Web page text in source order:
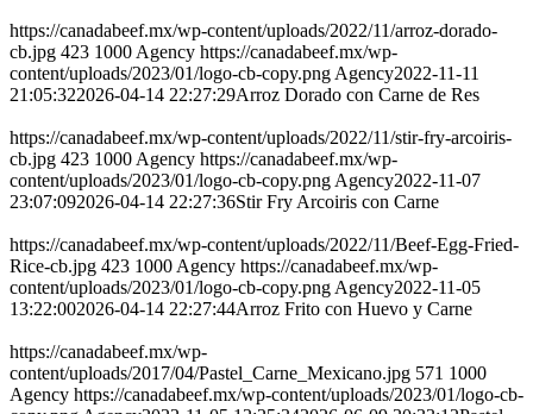
https://canadabeef.mx/wp-content/uploads/2022/11/arroz-dorado-
cb.jpg 423 1000 Agency https://canadabeef.mx/wp-
content/uploads/2023/01/logo-cb-copy.png Agency2022-11-11
21:05:322026-04-14 22:27:29Arroz Dorado con Carne de Res
https://canadabeef.mx/wp-content/uploads/2022/11/stir-fry-arcoiris-
cb.jpg 423 1000 Agency https://canadabeef.mx/wp-
content/uploads/2023/01/logo-cb-copy.png Agency2022-11-07
23:07:092026-04-14 22:27:36Stir Fry Arcoiris con Carne
https://canadabeef.mx/wp-content/uploads/2022/11/Beef-Egg-Fried-
Rice-cb.jpg 423 1000 Agency https://canadabeef.mx/wp-
content/uploads/2023/01/logo-cb-copy.png Agency2022-11-05
13:22:002026-04-14 22:27:44Arroz Frito con Huevo y Carne
https://canadabeef.mx/wp-
content/uploads/2017/04/Pastel_Carne_Mexicano.jpg 571 1000
Agency https://canadabeef.mx/wp-content/uploads/2023/01/logo-cb-